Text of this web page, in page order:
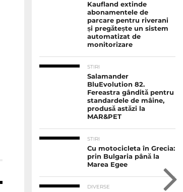
Kaufland extinde
abonamentele de
parcare pentru riverani
și pregătește un sistem
automatizat de
monitorizare
STIRI
Salamander
BluEvolution 82.
Fereastra gândită pentru
standardele de mâine,
produsă astăzi la
MAR&PET
STIRI
Cu motocicleta în Grecia:
prin Bulgaria până la
Marea Egee
DIVERSE